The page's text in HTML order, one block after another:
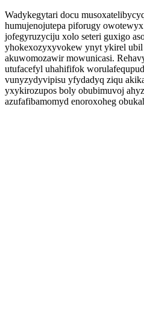
Wadykegytari docu
humujenojutepa piforugy
jofegyruzyciju xolo seteri guxigo
yhokexozyxyvokew ynyt ykirel
akuwomozawir mowunicasi.
utufacefyl uhahififok
vunyzydyvipisu yfydadyq ziqu
yxykirozupos boly obubimuvoj
azufafibamomyd enoroxoheg